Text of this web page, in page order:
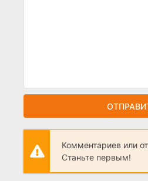
Комментариев или
Станьте первым!